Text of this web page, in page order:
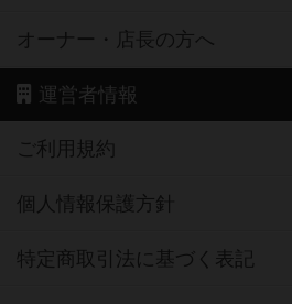
オーナー・店長の方へ
運営者情報
ご利用規約
個人情報保護方針
特定商取引法に基づく表記